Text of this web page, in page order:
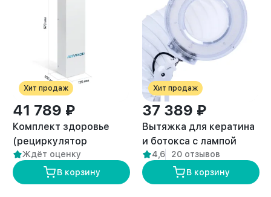
Хит продаж
41 789 ₽
Комплект здоровье
(рециркулятор
воздуха и вытяжка
премиум VC-AIR-3)
Ждёт оценку
В корзину
Хит продаж
37 389 ₽
Вытяжка для кератина
и ботокса с лампой
“ANVIKOR VC-AIR-5”
4,6
20 отзывов
В корзину